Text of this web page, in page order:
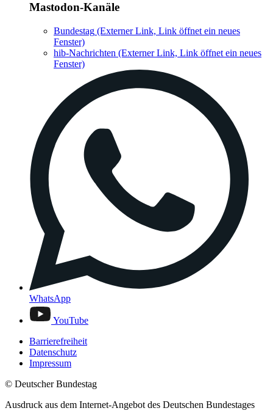
Mastodon-Kanäle
Bundestag (Externer Link, Link öffnet ein neues
Fenster)
hib-Nachrichten (Externer Link, Link öffnet ein neues
Fenster)
WhatsApp
YouTube
Barrierefreiheit
Datenschutz
Impressum
© Deutscher Bundestag
Ausdruck aus dem Internet-Angebot des Deutschen Bundestages